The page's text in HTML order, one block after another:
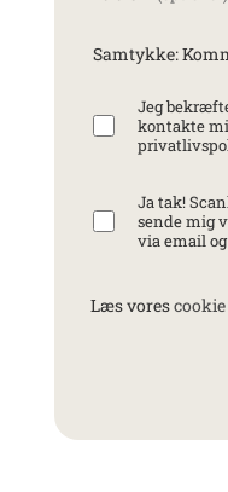
Samtykke:
Jeg
kontakte
Ja tak!
sende mig
via email
Læs vores